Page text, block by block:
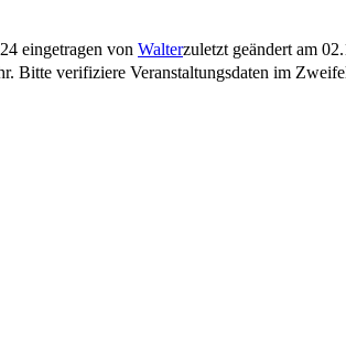
eingetragen von Walterzuletzt geändert am
Bitte verifiziere Veranstaltungsdaten im